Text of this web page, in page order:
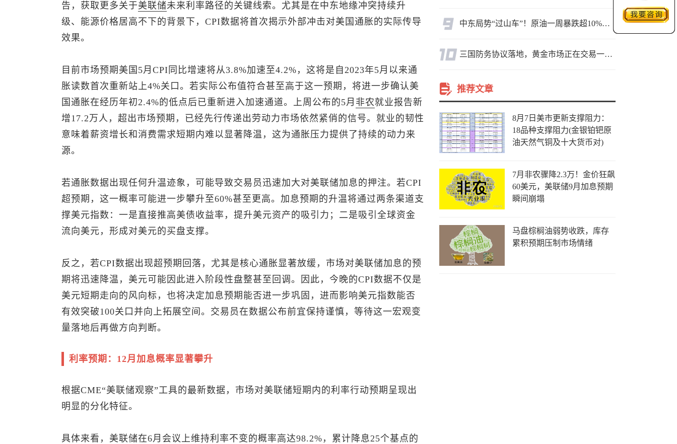
告，获取更多关于美联储未来利率路径的关键线索。尤其是在中东地缘冲突持续升
级、能源价格居高不下的背景下，CPI数据将首次揭示外部冲击对美国通胀的实际传导
效果。
目前市场预期美国5月CPI同比增速将从3.8%加速至4.2%，这将是自2023年5月以来通
胀读数首次重新站上4%关口。若实际公布值符合甚至高于这一预期，将进一步确认美
国通胀在经历年初2.4%的低点后已重新进入加速通道。上周公布的5月 非农就业报告新
增17.2万人，超出市场预期，已经先行传递出劳动力市场依然紧俏的信号。就业的韧性
意味着薪资增长和消费需求短期内难以显著降温，这为通胀压力提供了持续的动力来
源。
若通胀数据出现任何升温迹象，可能导致交易员迅速加大对美联储加息的押注。若CPI
超预期，这一概率可能进一步攀升至60%甚至更高。加息预期的升温将通过两条渠道支
撑美元指数 ：一是直接推高美债收益率，提升美元资产的吸引力；二是吸引全球资金
流向美元，形成对美元的买盘支撑。
反之，若CPI数据出现超预期回落，尤其是核心通胀显著放缓，市场对美联储加息的预
期将迅速降温，美元可能因此进入阶段性盘整甚至回调。因此，今晚的CPI数据不仅是
美元短期走向的风向标，也将决定加息预期能否进一步巩固，进而影响美元指数能否
有效突破100关口并向上拓展空间。交易员在数据公布前宜保持谨慎，等待这一宏观变
量落地后再做方向判断。
利率预期：12月加息概率显著攀升
根据CME“美联储观察”工具的最新数据，市场对美联储短期内的利率行动预期呈现出
明显的分化特征。
具体来看，美联储在6月会议上维持利率不变的概率高达98.2%，累计降息25个基点的
中东局势“过山车”！原油一周暴跌超10%，霍尔木兹海峡谈判成最大变数
三国防务协议落地，黄金市场正在交易一个更大的变量？
推荐文章
8月7日美市更新支撑阻力：
18品种支撑阻力(金银铂钯原
油天然气铜及十大货币对)
7月非农骤降2.3万！金价狂飙
60美元，美联储9月加息预期
瞬间崩塌
马盘棕榈油弱势收跌，库存
累积预期压制市场情绪